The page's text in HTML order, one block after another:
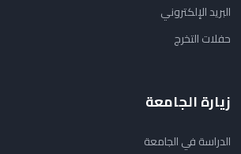
البريد الإلكتروني
حفلات التخرج
زيارة الجامعة
الدراسة في الجامعة